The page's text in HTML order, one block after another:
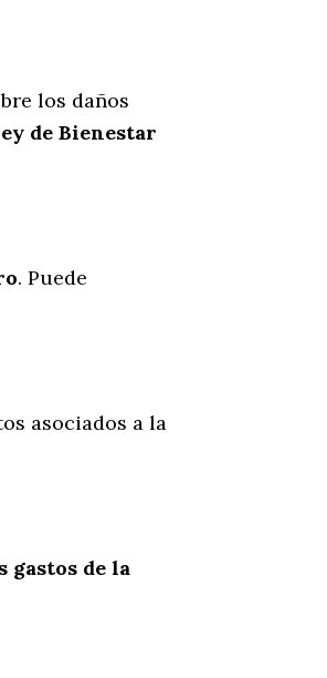
los daños
de Bienestar
. Puede
asociados a la
gastos de la